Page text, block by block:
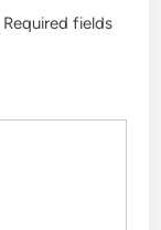
Required fields